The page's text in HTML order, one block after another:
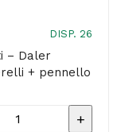
DISP. 26
– Daler
+ pennello